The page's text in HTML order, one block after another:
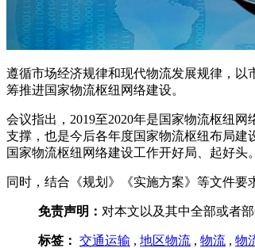
遵循市场经济规律和现代物流发展规律，
筹推进国家物流枢纽网络建设。
会议指出，2019至2020年是国家物流枢纽
支撑，也是今后各年度国家物流枢纽布局
国家物流枢纽网络建设工作开好局、起好头。
同时，结合《规划》《实施方案》等文件
免责声明： 对本文以及其中全部或者
标签： 交通运输 , 地区物流 , 物流 , 物